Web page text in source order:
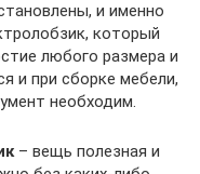
и именно
который
любого размера и
и при сборке мебели,
необходим.
– вещь полезная и